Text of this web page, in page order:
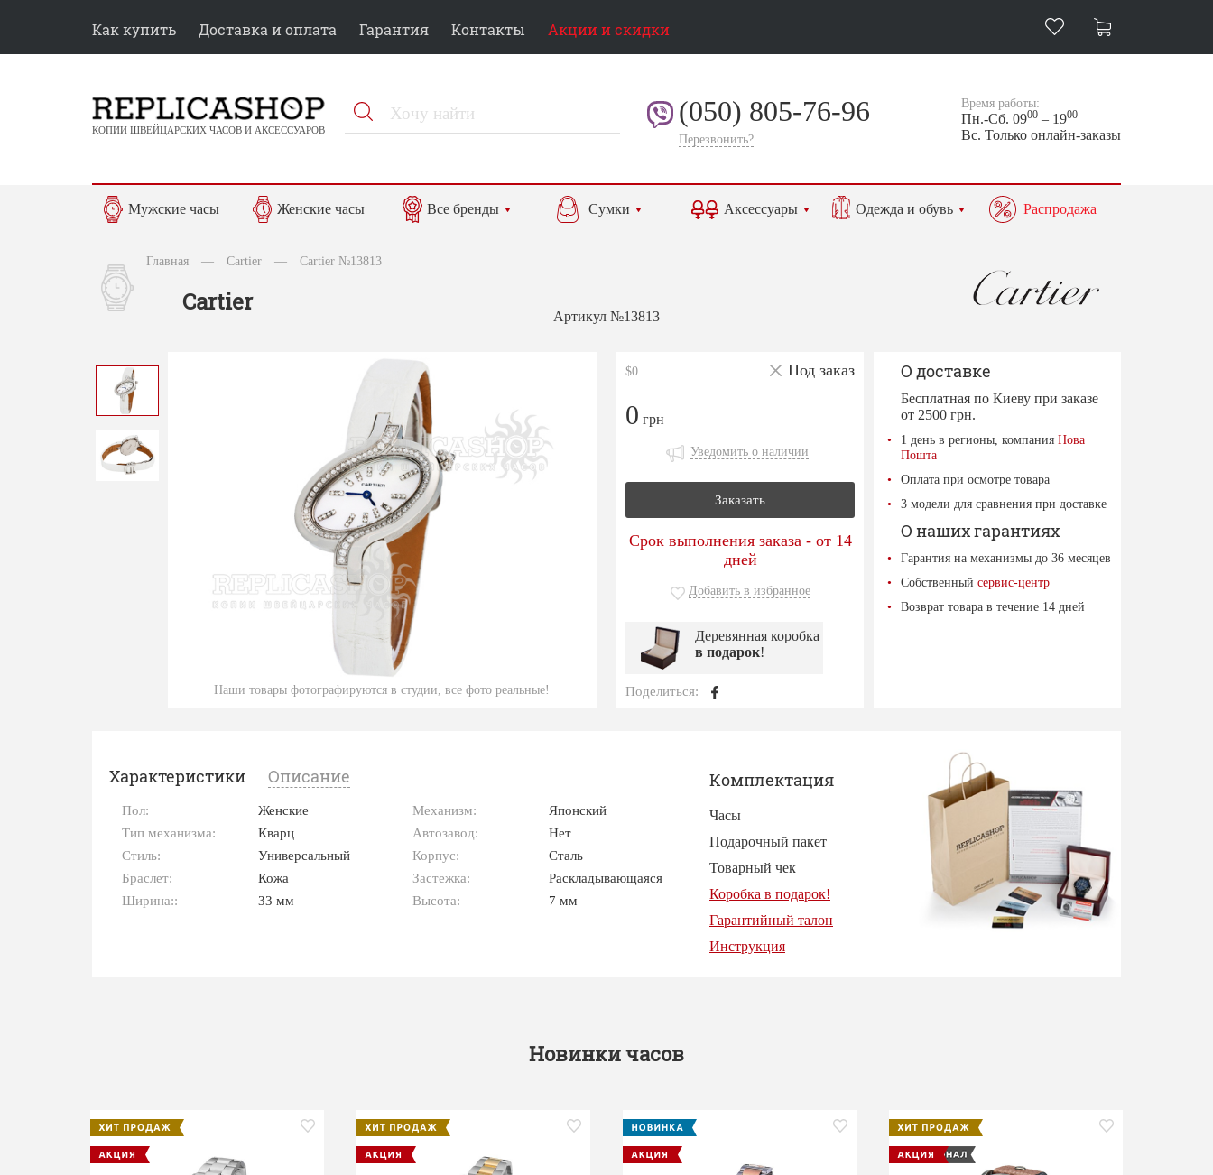
Как купить Доставка и оплата Гарантия Контакты Акции и скидки
КОПИИ ШВЕЙЦАРСКИХ ЧАСОВ И АКСЕССУАРОВ
(050) 805-76-96
Перезвонить?
Время работы:
Пн.-Сб. 0900 – 1900
Вс. Только онлайн-заказы
Мужские часы Женские часы Все бренды Сумки Аксессуары Одежда и обувь Распродажа
Главная — Cartier — Cartier №13813
Cartier
Артикул №13813
Наши товары фотографируются в студии, все фото реальные!
$0 Под заказ
0 грн
Уведомить о наличии
Заказать
Срок выполнения заказа - от 14
дней
Добавить в избранное
Деревянная коробка
в подарок!
Поделиться:
О доставке
Бесплатная по Киеву при заказе
от 2500 грн.
1 день в регионы, компанияНова
Пошта
Оплата при осмотре товара
3 модели для сравнения при доставке
О наших гарантиях
Гарантия на механизмы до 36 месяцев
Собственныйсервис-центр
Возврат товара в течение 14 дней
Характеристики Описание
Пол: Женские Механизм:
Японский
Тип механизма:
Кварц Автозавод:
Нет
Стиль:
Универсальный Корпус:
Сталь
Браслет:
Кожа Застежка:
Раскладывающаяся
Ширина::
33 мм Высота: 7 мм
Комплектация
Часы
Подарочный пакет
Товарный чек
Коробка в подарок!
Гарантийный талон
Инструкция
Новинки часов